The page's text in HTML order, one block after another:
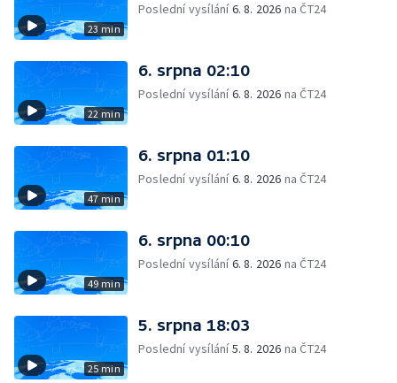
23 min
Poslední vysílání6. 8. 2026 na ČT24
22 min
6. srpna 02:10
Poslední vysílání6. 8. 2026 na ČT24
47 min
6. srpna 01:10
Poslední vysílání6. 8. 2026 na ČT24
49 min
6. srpna 00:10
Poslední vysílání6. 8. 2026 na ČT24
25 min
5. srpna 18:03
Poslední vysílání5. 8. 2026 na ČT24